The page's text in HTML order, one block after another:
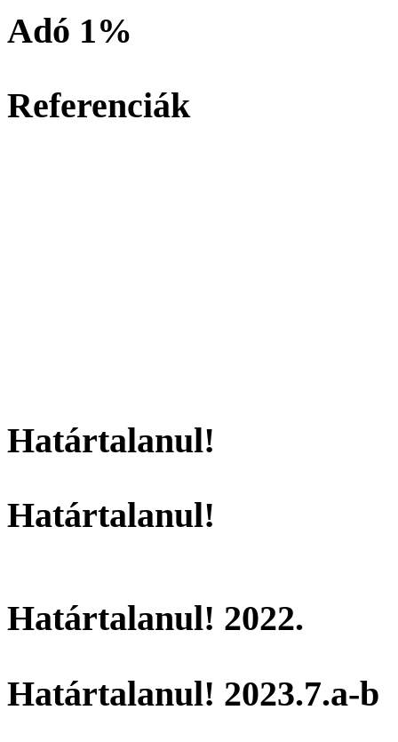
Adó 1%
Referenciák
Határtalanul!
Határtalanul!
Határtalanul! 2022.
Határtalanul! 2023.7.a-b